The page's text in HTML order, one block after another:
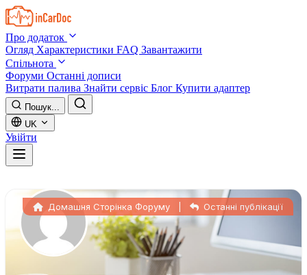
Skip to main content
Про додаток
Огляд Характеристики FAQ Завантажити
Спільнота
Форуми Останні дописи
Витрати палива Знайти сервіс Блог Купити адаптер
Пошук...
UK
Увійти
Домашня Сторінка Форуму Останні публікації